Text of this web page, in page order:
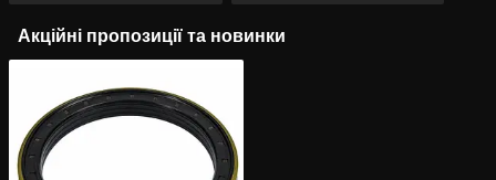
Акційні пропозиції та новинки